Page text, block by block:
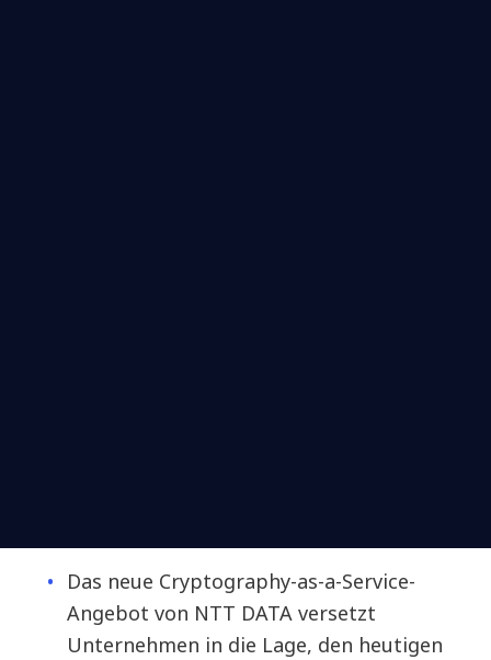
Das neue Cryptography-as-a-Service-
Angebot von NTT DATA versetzt
Unternehmen in die Lage, den heutigen